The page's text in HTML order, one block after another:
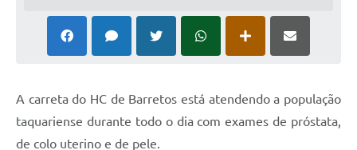
A carreta do HC de Barretos está atendendo a população
taquariense durante todo o dia com exames de próstata,
de colo uterino e de pele.